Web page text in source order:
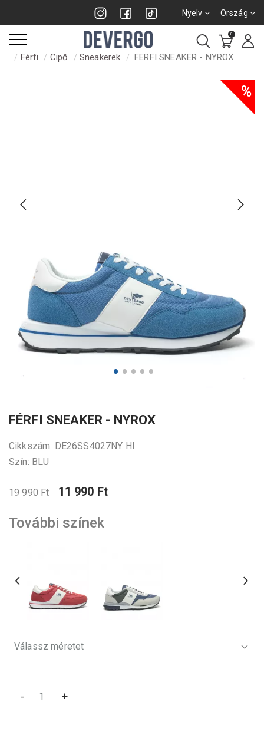
Nyelv Ország
0
Férfi Cipő Sneakerek FÉRFI SNEAKER - NYROX
%
FÉRFI SNEAKER - NYROX
Cikkszám: DE26SS4027NY HI
Szín: BLU
19 990 Ft 11 990 Ft
További színek
- +